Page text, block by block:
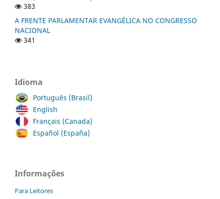
383
A FRENTE PARLAMENTAR EVANGÉLICA NO CONGRESSO
NACIONAL
341
Idioma
Português (Brasil)
English
Français (Canada)
Español (España)
Informações
Para Leitores